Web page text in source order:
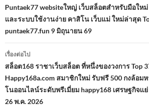
นำทาง
เรื่อง
Puntaek77 websiteใหญ่ เว็บสล็อตสำหรับมือให
และระบบใช้งานง่าย คาสิโน เว็บแม่ ใหม่ล่าสุด
puntaek77.fun 9 มิถุนายน 69
เรื่องต่อไป
สล็อต168 ราชาเว็บสล็อต ที่หนึ่งของวงการ Top
Happy168a.com สมาชิกใหม่ รับฟรี 500 กงล้อม
โนออนไลน์ระดับพรีเมี่ยม happy168 เศรษฐกิจแ
26 พ.ค. 2026